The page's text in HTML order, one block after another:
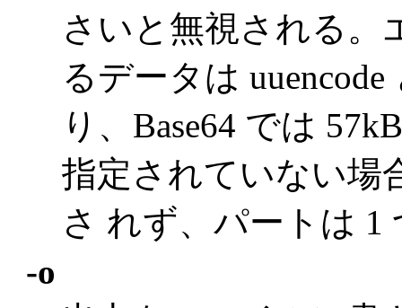
さいと無視される。
るデータは
り、Base64 では
指定されていない場
さ れず、パートは 1
-o